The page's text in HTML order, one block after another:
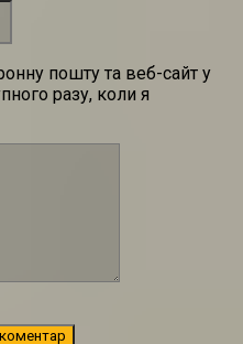
пошту та веб-сайт у
разу, коли я